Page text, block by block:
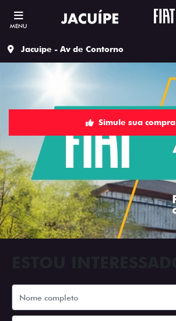
MENU
Jacuipe - Av de Contorno
Simule sua compra